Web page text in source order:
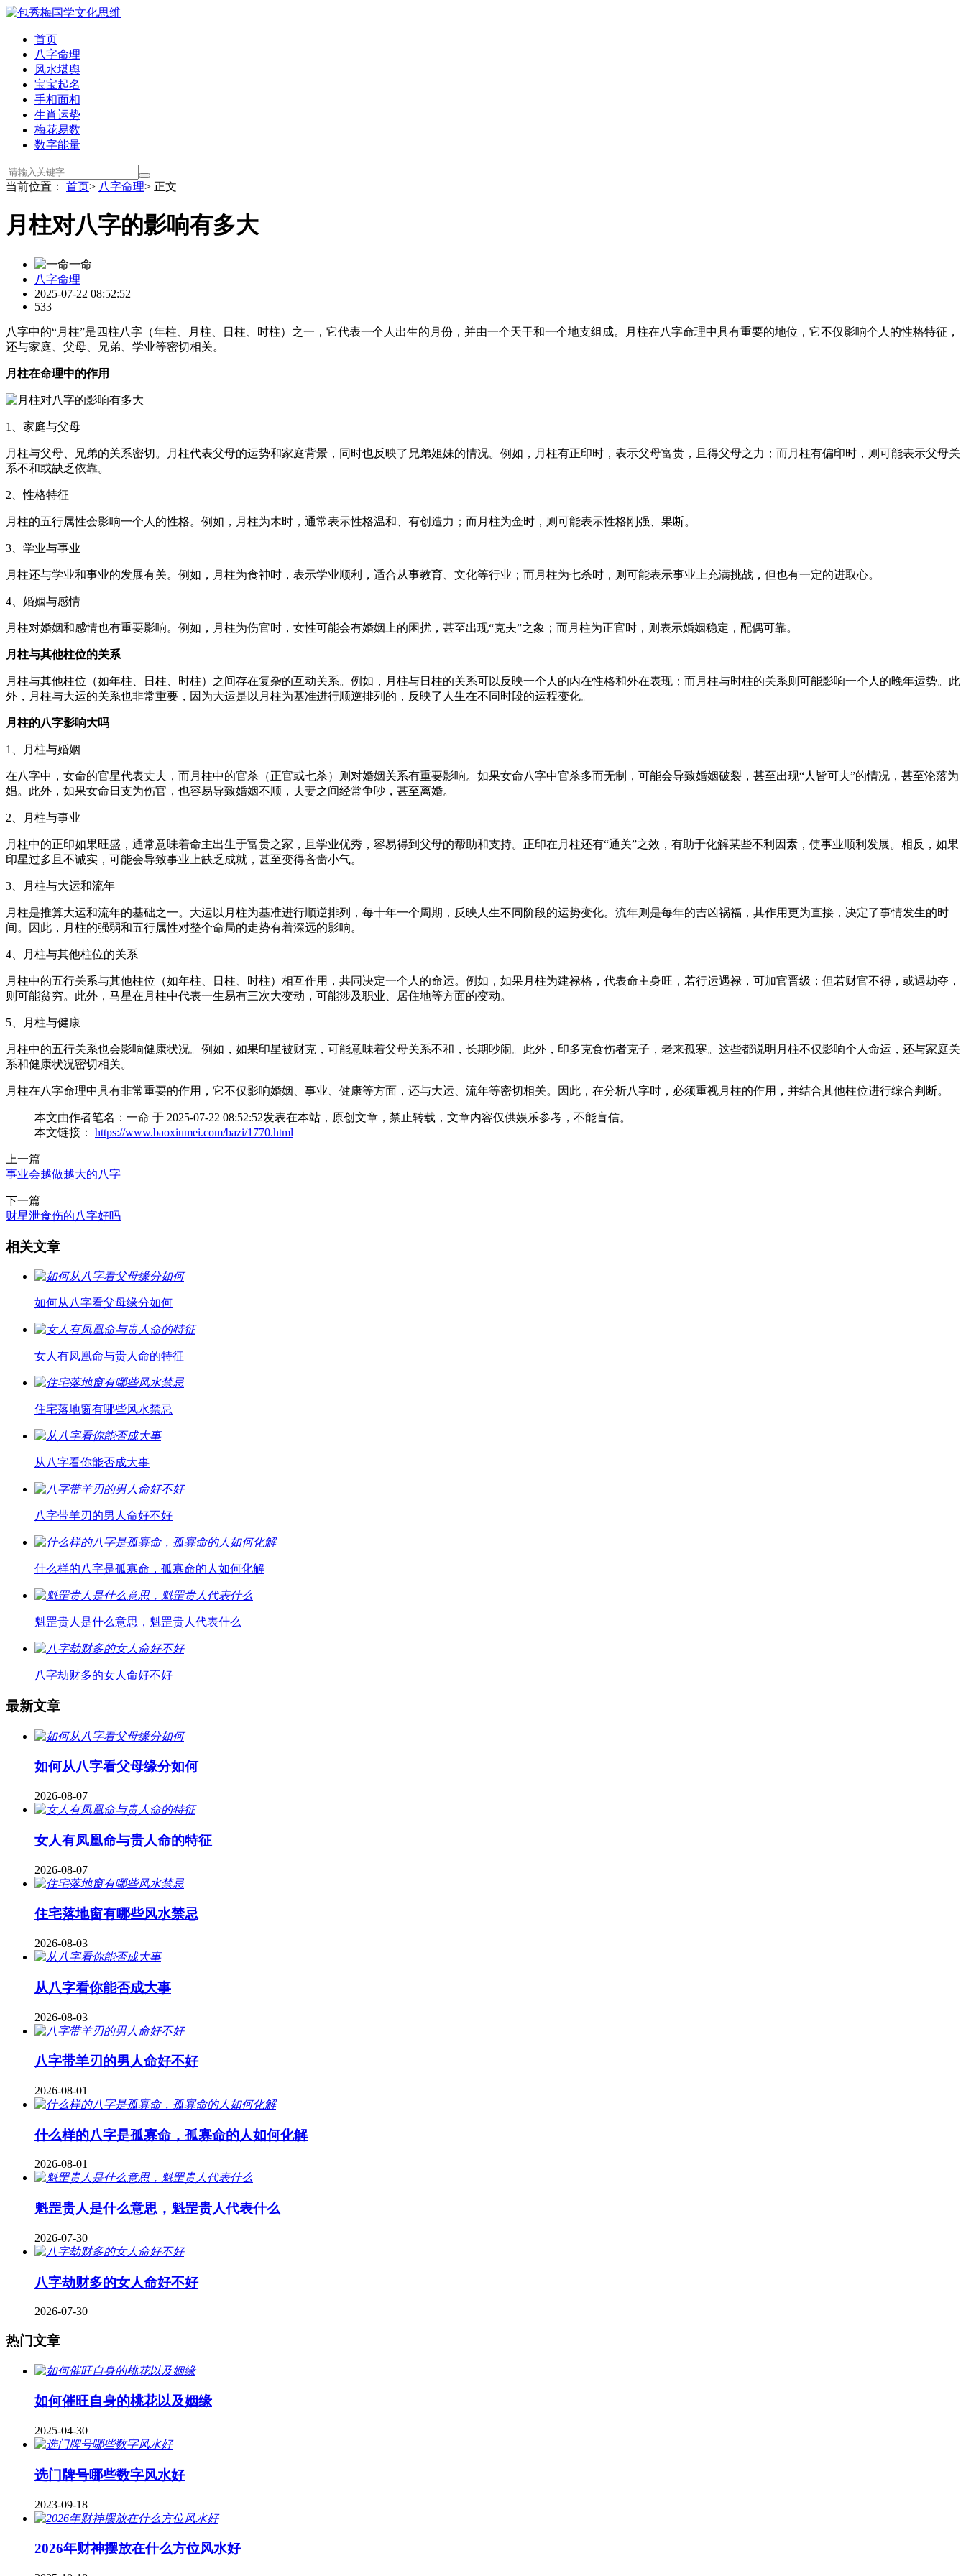
首页
八字命理
风水堪舆
宝宝起名
手相面相
生肖运势
梅花易数
数字能量
当前位置： 首页> 八字命理> 正文
月柱对八字的影响有多大
一命
八字命理
2025-07-22 08:52:52
533
八字中的“月柱”是四柱八字（年柱、月柱、日柱、时柱）之一，它代表一个人出生的月份，并由一个天干和一个地支组成。月柱在八字命理中具有重要的地位，它不仅影响个人的性格特征，
还与家庭、父母、兄弟、学业等密切相关。
月柱在命理中的作用
1、家庭与父母
月柱与父母、兄弟的关系密切。月柱代表父母的运势和家庭背景，同时也反映了兄弟姐妹的情况。例如，月柱有正印时，表示父母富贵，且得父母之力；而月柱有偏印时，则可能表示父母关
系不和或缺乏依靠。
2、性格特征
月柱的五行属性会影响一个人的性格。例如，月柱为木时，通常表示性格温和、有创造力；而月柱为金时，则可能表示性格刚强、果断。
3、学业与事业
月柱还与学业和事业的发展有关。例如，月柱为食神时，表示学业顺利，适合从事教育、文化等行业；而月柱为七杀时，则可能表示事业上充满挑战，但也有一定的进取心。
4、婚姻与感情
月柱对婚姻和感情也有重要影响。例如，月柱为伤官时，女性可能会有婚姻上的困扰，甚至出现“克夫”之象；而月柱为正官时，则表示婚姻稳定，配偶可靠。
月柱与其他柱位的关系
月柱与其他柱位（如年柱、日柱、时柱）之间存在复杂的互动关系。例如，月柱与日柱的关系可以反映一个人的内在性格和外在表现；而月柱与时柱的关系则可能影响一个人的晚年运势。此
外，月柱与大运的关系也非常重要，因为大运是以月柱为基准进行顺逆排列的，反映了人生在不同时段的运程变化。
月柱的八字影响大吗
1、月柱与婚姻
在八字中，女命的官星代表丈夫，而月柱中的官杀（正官或七杀）则对婚姻关系有重要影响。如果女命八字中官杀多而无制，可能会导致婚姻破裂，甚至出现“人皆可夫”的情况，甚至沦落为
娼。此外，如果女命日支为伤官，也容易导致婚姻不顺，夫妻之间经常争吵，甚至离婚。
2、月柱与事业
月柱中的正印如果旺盛，通常意味着命主出生于富贵之家，且学业优秀，容易得到父母的帮助和支持。正印在月柱还有“通关”之效，有助于化解某些不利因素，使事业顺利发展。相反，如果
印星过多且不诚实，可能会导致事业上缺乏成就，甚至变得吝啬小气。
3、月柱与大运和流年
月柱是推算大运和流年的基础之一。大运以月柱为基准进行顺逆排列，每十年一个周期，反映人生不同阶段的运势变化。流年则是每年的吉凶祸福，其作用更为直接，决定了事情发生的时
间。因此，月柱的强弱和五行属性对整个命局的走势有着深远的影响。
4、月柱与其他柱位的关系
月柱中的五行关系与其他柱位（如年柱、日柱、时柱）相互作用，共同决定一个人的命运。例如，如果月柱为建禄格，代表命主身旺，若行运遇禄，可加官晋级；但若财官不得，或遇劫夺，
则可能贫穷。此外，马星在月柱中代表一生易有三次大变动，可能涉及职业、居住地等方面的变动。
5、月柱与健康
月柱中的五行关系也会影响健康状况。例如，如果印星被财克，可能意味着父母关系不和，长期吵闹。此外，印多克食伤者克子，老来孤寒。这些都说明月柱不仅影响个人命运，还与家庭关
系和健康状况密切相关。
月柱在八字命理中具有非常重要的作用，它不仅影响婚姻、事业、健康等方面，还与大运、流年等密切相关。因此，在分析八字时，必须重视月柱的作用，并结合其他柱位进行综合判断。
本文由作者笔名：一命 于 2025-07-22 08:52:52发表在本站，原创文章，禁止转载，文章内容仅供娱乐参考，不能盲信。
本文链接： https://www.baoxiumei.com/bazi/1770.html
上一篇
事业会越做越大的八字
下一篇
财星泄食伤的八字好吗
相关文章
如何从八字看父母缘分如何
女人有凤凰命与贵人命的特征
住宅落地窗有哪些风水禁忌
从八字看你能否成大事
八字带羊刃的男人命好不好
什么样的八字是孤寡命，孤寡命的人如何化解
魁罡贵人是什么意思，魁罡贵人代表什么
八字劫财多的女人命好不好
最新文章
如何从八字看父母缘分如何
2026-08-07
女人有凤凰命与贵人命的特征
2026-08-07
住宅落地窗有哪些风水禁忌
2026-08-03
从八字看你能否成大事
2026-08-03
八字带羊刃的男人命好不好
2026-08-01
什么样的八字是孤寡命，孤寡命的人如何化解
2026-08-01
魁罡贵人是什么意思，魁罡贵人代表什么
2026-07-30
八字劫财多的女人命好不好
2026-07-30
热门文章
如何催旺自身的桃花以及姻缘
2025-04-30
​选门牌号哪些数字风水好
2023-09-18
2026年财神摆放在什么方位风水好